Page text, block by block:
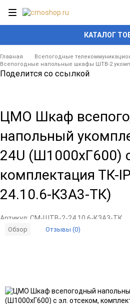
КАТАЛОГ
Главная
Всепогодные
Всепогодные напольные шкафы ШТВ-2
Поделится со ссылкой
ЦМО Шкаф
напольный
24U (Ш1000хГ600)
комплектация ТК-
24.10.6-К3А3-ТК)
Артикул: CM-ШТВ-2-24.10.6-К3А3-ТК
Обзор Отзывы (0)